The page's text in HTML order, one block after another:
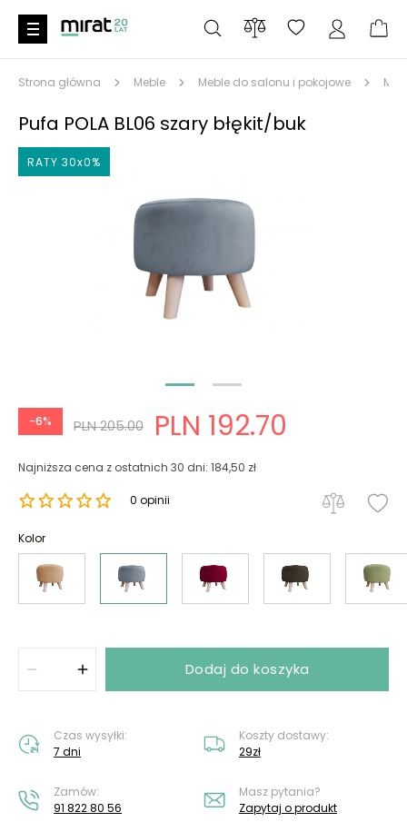
Strona główna Meble Meble do salonu i pokojowe
Pufa POLA BL06 szary błękit/buk
RATY 30x0%
-6% PLN 205.00 PLN 192.70
Najniższa cena z ostatnich 30 dni: 184,50 zł
0 opinii
Kolor
Dodaj do koszyka
Czas wysyłki:
7 dni
Koszty dostawy:
29zł
Zamów:
91 822 80 56
Masz pytania?
Zapytaj o produkt